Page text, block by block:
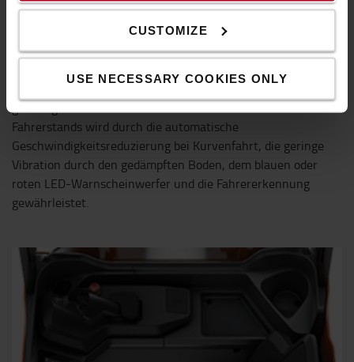
CUSTOMIZE
USE NECESSARY COOKIES ONLY
Sicheres Arbeiten
Der Fahrerstand bietet dem Fahrer hohe Sicherheit und
gute Ergonomie. Die Sicherheit des Fahrers innerhalb der
Fahrerstands wird durch die automatische
Geschwindigkeitsreduzierung bei Kurvenfahrt, die geringe
Vibration durch den gedämpften Boden, dem blauen oder
roten LED-Warnscheinwerfer und die Fahrererkennung
gewährleistet.